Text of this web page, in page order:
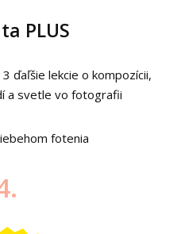
PLUS
ďaľšie lekcie o kompozícii,
a svetle vo fotografii
fotenia